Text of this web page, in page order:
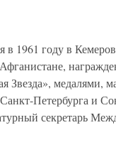
в 1961 году в
Звезда», медалями,
Петербурга и
секретарь